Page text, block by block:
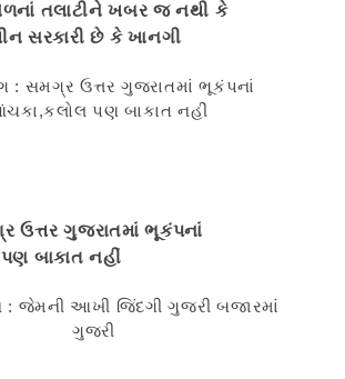
તલાટીને ખબર જ નથી કે
સરકારી છે કે ખાનગી
ઉત્તર ગુજરાતમાં ભૂકંપનાં
બાકાત નહીં